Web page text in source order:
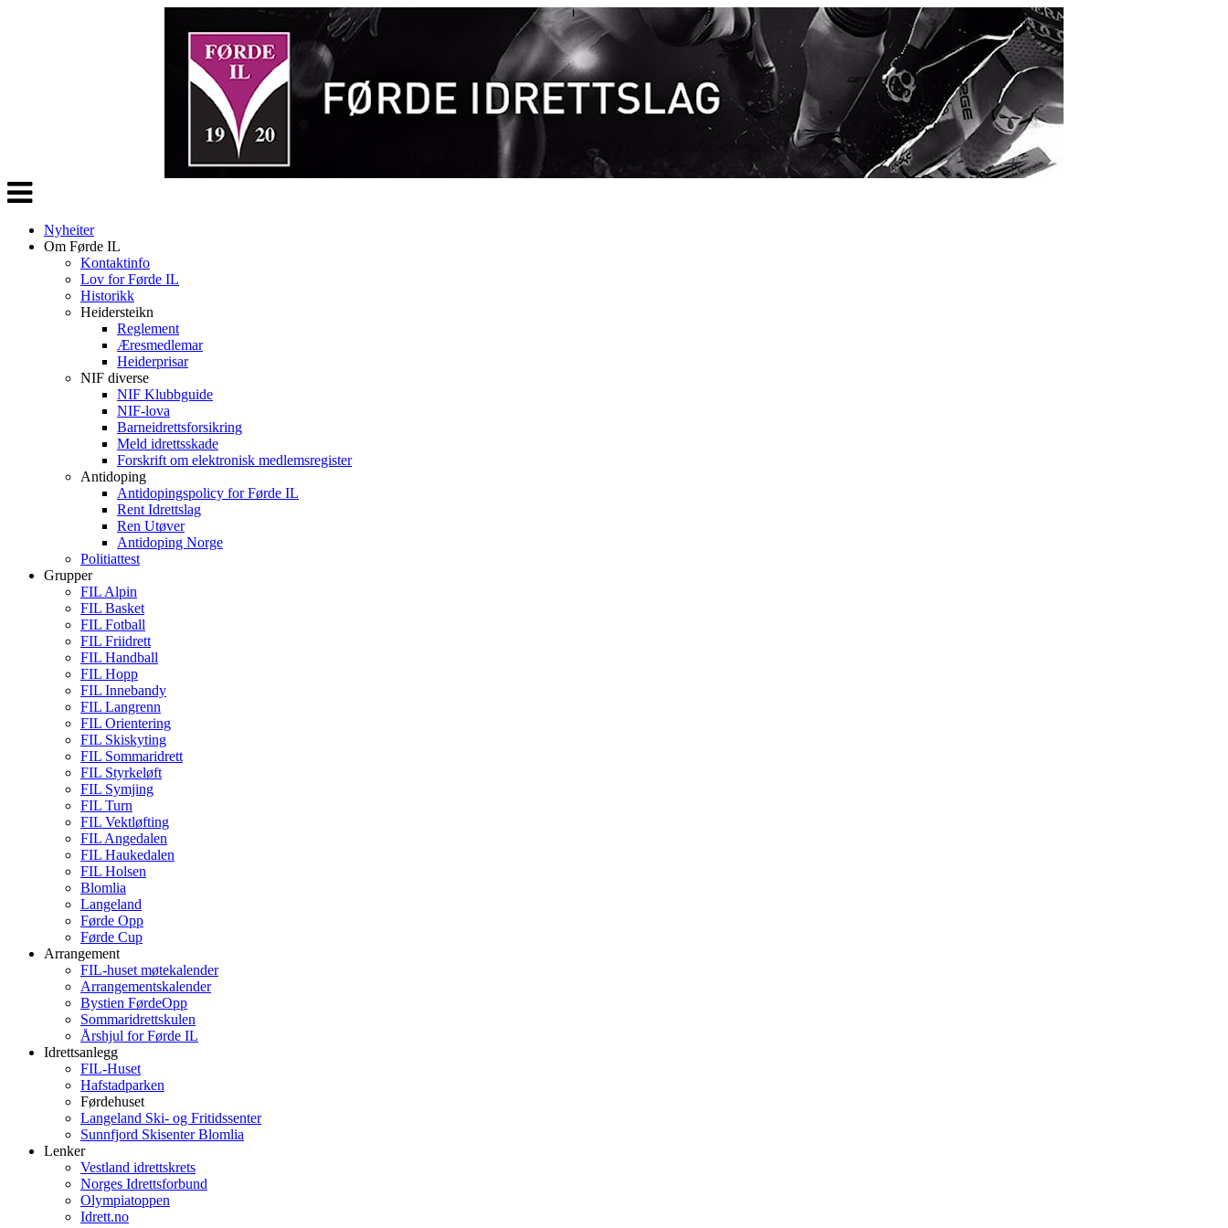
Veksle
navigasjon
Nyheiter
Om Førde IL
Kontaktinfo
Lov for Førde IL
Historikk
Heidersteikn
Reglement
Æresmedlemar
Heiderprisar
NIF diverse
NIF Klubbguide
NIF-lova
Barneidrettsforsikring
Meld idrettsskade
Forskrift om elektronisk medlemsregister
Antidoping
Antidopingspolicy for Førde IL
Rent Idrettslag
Ren Utøver
Antidoping Norge
Politiattest
Grupper
FIL Alpin
FIL Basket
FIL Fotball
FIL Friidrett
FIL Handball
FIL Hopp
FIL Innebandy
FIL Langrenn
FIL Orientering
FIL Skiskyting
FIL Sommaridrett
FIL Styrkeløft
FIL Symjing
FIL Turn
FIL Vektløfting
FIL Angedalen
FIL Haukedalen
FIL Holsen
Blomlia
Langeland
Førde Opp
Førde Cup
Arrangement
FIL-huset møtekalender
Arrangementskalender
Bystien FørdeOpp
Sommaridrettskulen
Årshjul for Førde IL
Idrettsanlegg
FIL-Huset
Hafstadparken
Førdehuset
Langeland Ski- og Fritidssenter
Sunnfjord Skisenter Blomlia
Lenker
Vestland idrettskrets
Norges Idrettsforbund
Olympiatoppen
Idrett.no